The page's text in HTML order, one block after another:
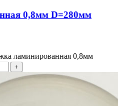
0,8мм D=280мм
ламинированная 0,8мм